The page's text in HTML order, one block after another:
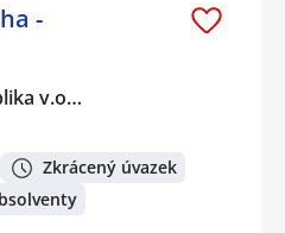
-
v.o…
Zkrácený úvazek